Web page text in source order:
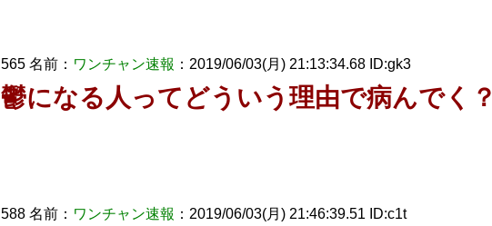
565 名前： ワンチャン速報 ：2019/06/03(月) 21:13:34.68 ID:gk3
鬱になる人ってどういう理由で病んでく？
588 名前： ワンチャン速報 ：2019/06/03(月) 21:46:39.51 ID:c1t